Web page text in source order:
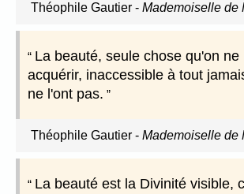
Théophile Gautier - Mademoiselle de
La beauté, seule chose qu'on ne
acquérir, inaccessible à tout
ne l'ont pas.
Théophile Gautier - Mademoiselle de
La beauté est la Divinité visible,